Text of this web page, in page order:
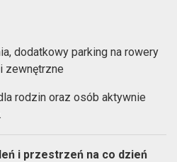
dodatkowy parking na rowery
zewnętrzne
rodzin oraz osób aktywnie
i przestrzeń na co dzień